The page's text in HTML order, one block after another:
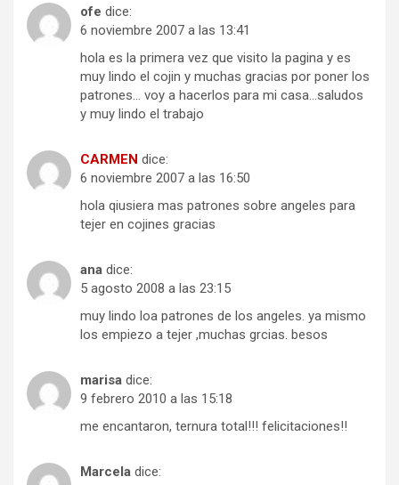
ofe dice:
6 noviembre 2007 a las 13:41
hola es la primera vez que visito la pagina y es
muy lindo el cojin y muchas gracias por poner los
patrones… voy a hacerlos para mi casa…saludos
y muy lindo el trabajo
CARMEN dice:
6 noviembre 2007 a las 16:50
hola qiusiera mas patrones sobre angeles para
tejer en cojines gracias
ana dice:
5 agosto 2008 a las 23:15
muy lindo loa patrones de los angeles. ya mismo
los empiezo a tejer ,muchas grcias. besos
marisa dice:
9 febrero 2010 a las 15:18
me encantaron, ternura total!!! felicitaciones!!
Marcela dice: